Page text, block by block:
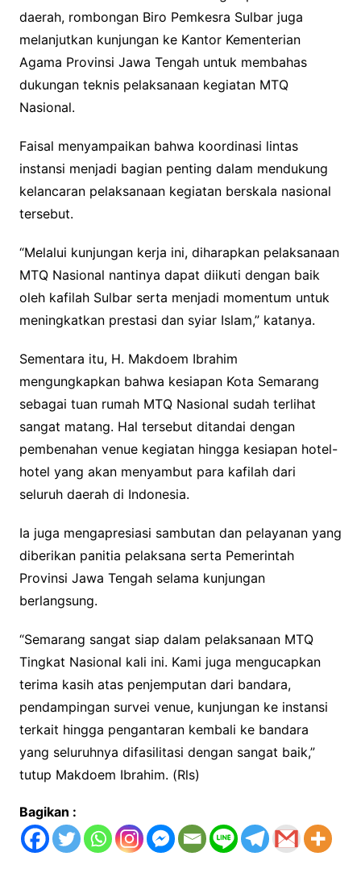
daerah, rombongan Biro Pemkesra Sulbar juga
melanjutkan kunjungan ke Kantor Kementerian
Agama Provinsi Jawa Tengah untuk membahas
dukungan teknis pelaksanaan kegiatan MTQ
Nasional.
Faisal menyampaikan bahwa koordinasi lintas
instansi menjadi bagian penting dalam mendukung
kelancaran pelaksanaan kegiatan berskala nasional
tersebut.
“Melalui kunjungan kerja ini, diharapkan pelaksanaan
MTQ Nasional nantinya dapat diikuti dengan baik
oleh kafilah Sulbar serta menjadi momentum untuk
meningkatkan prestasi dan syiar Islam,” katanya.
Sementara itu, H. Makdoem Ibrahim
mengungkapkan bahwa kesiapan Kota Semarang
sebagai tuan rumah MTQ Nasional sudah terlihat
sangat matang. Hal tersebut ditandai dengan
pembenahan venue kegiatan hingga kesiapan hotel-
hotel yang akan menyambut para kafilah dari
seluruh daerah di Indonesia.
Ia juga mengapresiasi sambutan dan pelayanan yang
diberikan panitia pelaksana serta Pemerintah
Provinsi Jawa Tengah selama kunjungan
berlangsung.
“Semarang sangat siap dalam pelaksanaan MTQ
Tingkat Nasional kali ini. Kami juga mengucapkan
terima kasih atas penjemputan dari bandara,
pendampingan survei venue, kunjungan ke instansi
terkait hingga pengantaran kembali ke bandara
yang seluruhnya difasilitasi dengan sangat baik,”
tutup Makdoem Ibrahim. (Rls)
Bagikan :